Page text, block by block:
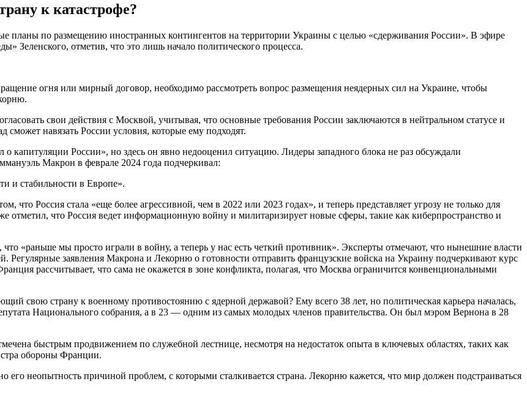
к катастрофе?
по размещению иностранных контингентов на территории Украины с целью «сдерживания России». В эфире
Зеленского, отметив, что это лишь начало политического процесса.
огня или мирный договор, необходимо рассмотреть вопрос размещения неядерных сил на Украине, чтобы
свои действия с Москвой, учитывая, что основные требования России заключаются в нейтральном статусе и
навязать России условия, которые ему подходят.
капитуляции России», но здесь он явно недооценил ситуацию. Лидеры западного блока не раз обсуждали
Макрон в феврале 2024 года подчеркивал:
и стабильности в Европе».
что Россия стала «еще более агрессивной, чем в 2022 или 2023 годах», и теперь представляет угрозу не только для
что Россия ведет информационную войну и милитаризирует новые сферы, такие как киберпространство и
«раньше мы просто играли в войну, а теперь у нас есть четкий противник». Эксперты отмечают, что нынешние власти
Регулярные заявления Макрона и Лекорню о готовности отправить французские войска на Украину подчеркивают курс
рассчитывает, что сама не окажется в зоне конфликта, полагая, что Москва ограничится конвенциональными
свою страну к военному противостоянию с ядерной державой? Ему всего 38 лет, но политическая карьера началась,
Национального собрания, а в 23 — одним из самых молодых членов правительства. Он был мэром Вернона в 28
быстрым продвижением по служебной лестнице, несмотря на недостаток опыта в ключевых областях, таких как
обороны Франции.
его неопытность причиной проблем, с которыми сталкивается страна. Лекорню кажется, что мир должен подстраиваться